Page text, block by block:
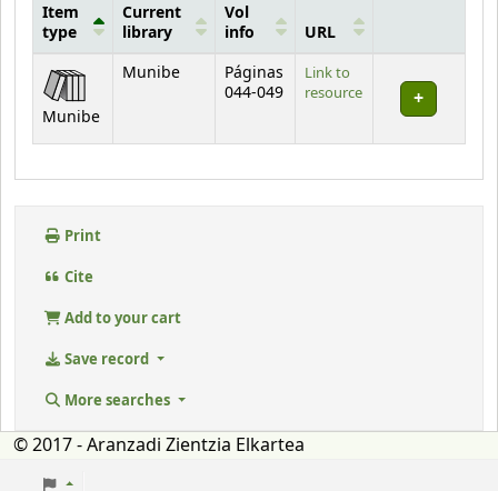
Holdings
Item
type
Current
library
Vol
info
URL
Munibe
Munibe
Páginas
044-049
Link to
resource
Print
Cite
Add to your cart
Save record
More searches
© 2017 - Aranzadi Zientzia Elkartea